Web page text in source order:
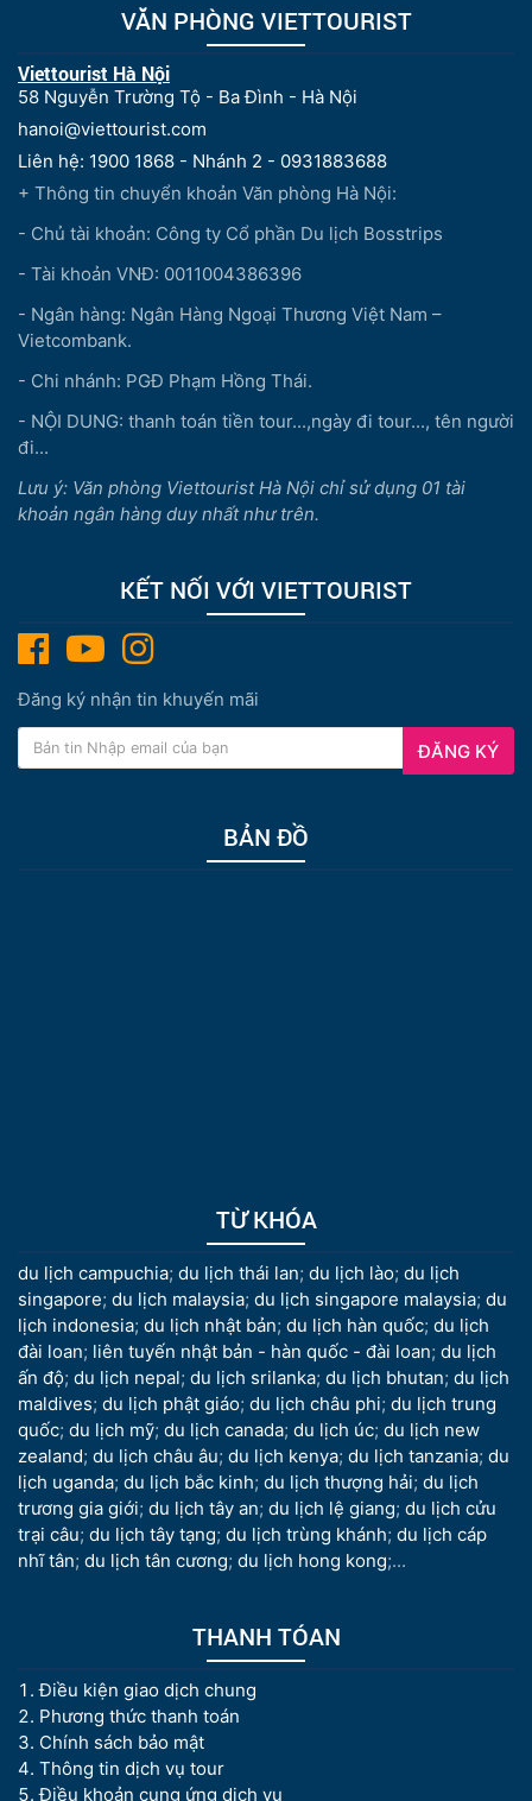
VĂN PHÒNG VIETTOURIST
Viettourist Hà Nội
58 Nguyễn Trường Tộ - Ba Đình - Hà Nội
hanoi@viettourist.com
Liên hệ: 1900 1868 - Nhánh 2 - 0931883688
+ Thông tin chuyển khoản Văn phòng Hà Nội:
- Chủ tài khoản: Công ty Cổ phần Du lịch Bosstrips
- Tài khoản VNĐ: 0011004386396
- Ngân hàng: Ngân Hàng Ngoại Thương Việt Nam –
Vietcombank.
- Chi nhánh: PGĐ Phạm Hồng Thái.
- NỘI DUNG: thanh toán tiền tour...,ngày đi tour..., tên người
đi...
Lưu ý: Văn phòng Viettourist Hà Nội chỉ sử dụng 01 tài
khoản ngân hàng duy nhất như trên.
KẾT NỐI VỚI VIETTOURIST
Đăng ký nhận tin khuyến mãi
ĐĂNG KÝ
BẢN ĐỒ
TỪ KHÓA
du lịch campuchia; du lịch thái lan; du lịch lào; du lịch
singapore; du lịch malaysia; du lịch singapore malaysia; du
lịch indonesia; du lịch nhật bản; du lịch hàn quốc; du lịch
đài loan; liên tuyến nhật bản - hàn quốc - đài loan; du lịch
ấn độ; du lịch nepal; du lịch srilanka; du lịch bhutan; du lịch
maldives; du lịch phật giáo; du lịch châu phi; du lịch trung
quốc; du lịch mỹ; du lịch canada; du lịch úc; du lịch new
zealand; du lịch châu âu; du lịch kenya; du lịch tanzania; du
lịch uganda; du lịch bắc kinh; du lịch thượng hải; du lịch
trương gia giới; du lịch tây an; du lịch lệ giang; du lịch cửu
trại câu; du lịch tây tạng; du lịch trùng khánh; du lịch cáp
nhĩ tân; du lịch tân cương; du lịch hong kong;...
THANH TÓAN
Điều kiện giao dịch chung
Phương thức thanh toán
Chính sách bảo mật
Thông tin dịch vụ tour
Điều khoản cung ứng dịch vụ